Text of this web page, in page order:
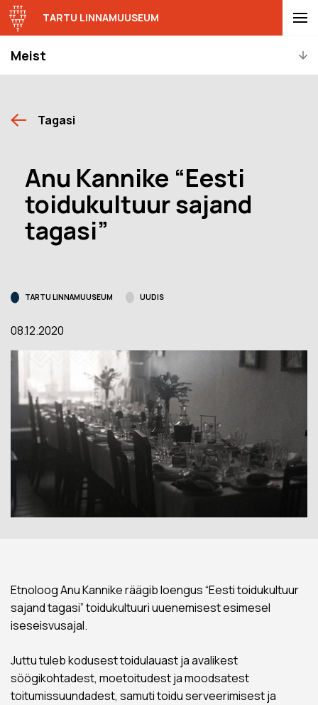
Meist
TARTU LINNAMUUSEUM
Tagasi
Anu Kannike “Eesti
toidukultuur sajand
tagasi”
TARTU LINNAMUUSEUM UUDIS
08.12.2020
Etnoloog Anu Kannike räägib loengus “Eesti toidukultuur
sajand tagasi” toidukultuuri uuenemisest esimesel
iseseisvusajal.
Juttu tuleb kodusest toidulauast ja avalikest
söögikohtadest, moetoitudest ja moodsatest
toitumissuundadest, samuti toidu serveerimisest ja